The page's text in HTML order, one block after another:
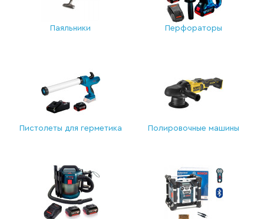
Паяльники Перфораторы
Пистолеты для герметика Полировочные машины